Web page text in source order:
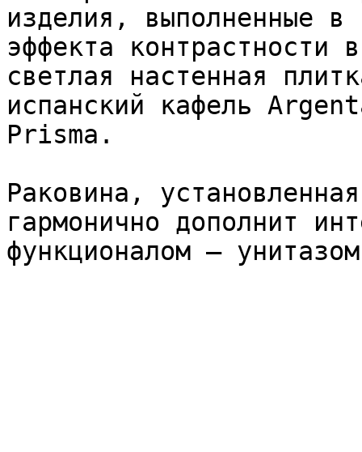
изделия, выполненные
эффекта контрастности
светлая настенная
испанский кафель
Prisma.
Раковина,
гармонично дополнит
функционалом –